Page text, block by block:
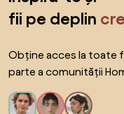
fii pe deplin
Obține acces la toate
parte a comunității